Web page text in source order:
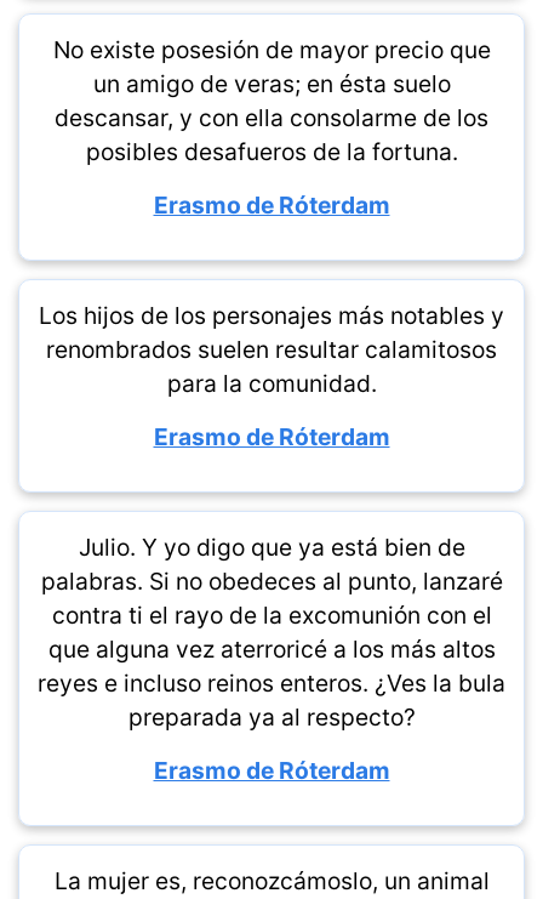
No existe posesión de mayor precio que
un amigo de veras; en ésta suelo
descansar, y con ella consolarme de los
posibles desafueros de la fortuna.
Erasmo de Róterdam
Los hijos de los personajes más notables y
renombrados suelen resultar calamitosos
para la comunidad.
Erasmo de Róterdam
Julio. Y yo digo que ya está bien de
palabras. Si no obedeces al punto, lanzaré
contra ti el rayo de la excomunión con el
que alguna vez aterroricé a los más altos
reyes e incluso reinos enteros. ¿Ves la bula
preparada ya al respecto?
Erasmo de Róterdam
La mujer es, reconozcámoslo, un animal